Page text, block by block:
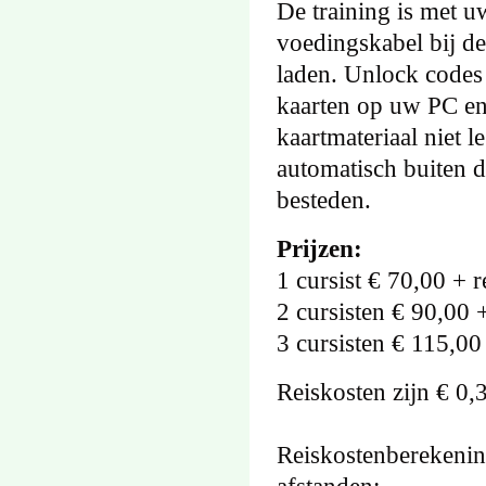
De training is met
voedingskabel bij
laden. Unlock
kaarten op uw PC
kaartmateriaal niet
automatisch buiten
besteden.
Prijzen:
1 cursist € 70,00 +
2 cursisten € 90,00
3 cursisten €
Reiskosten zijn €